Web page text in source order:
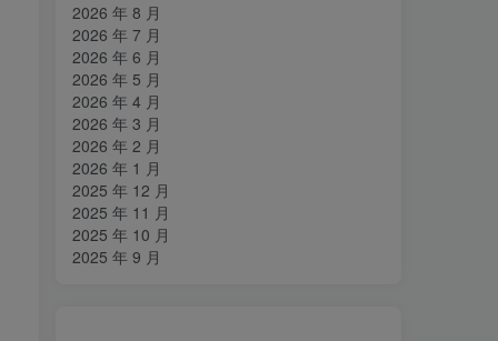
2026 年 8 月
2026 年 7 月
2026 年 6 月
2026 年 5 月
2026 年 4 月
2026 年 3 月
2026 年 2 月
2026 年 1 月
2025 年 12 月
2025 年 11 月
2025 年 10 月
2025 年 9 月